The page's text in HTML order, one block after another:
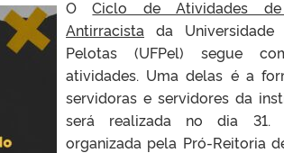
OCiclo de Atividades de
Antirracista da Universidade
Pelotas (UFPel) segue
atividades. Uma delas é a
servidoras e servidores da
será realizada no dia
organizada pela Pró-Reitoria